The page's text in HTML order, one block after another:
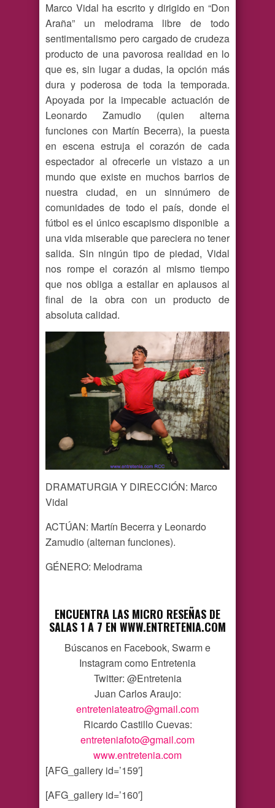
Marco Vidal ha escrito y dirigido en “Don
Araña” un melodrama libre de todo
sentimentalismo pero cargado de crudeza
producto de una pavorosa realidad en lo
que es, sin lugar a dudas, la opción más
dura y poderosa de toda la temporada.
Apoyada por la impecable actuación de
Leonardo Zamudio (quien alterna
funciones con Martín Becerra), la puesta
en escena estruja el corazón de cada
espectador al ofrecerle un vistazo a un
mundo que existe en muchos barrios de
nuestra ciudad, en un sinnúmero de
comunidades de todo el país, donde el
fútbol es el único escapismo disponible a
una vida miserable que pareciera no tener
salida. Sin ningún tipo de piedad, Vidal
nos rompe el corazón al mismo tiempo
que nos obliga a estallar en aplausos al
final de la obra con un producto de
absoluta calidad.
DRAMATURGIA Y DIRECCIÓN: Marco
Vidal
ACTÚAN: Martín Becerra y Leonardo
Zamudio (alternan funciones).
GÉNERO: Melodrama
ENCUENTRA LAS MICRO RESEÑAS DE
SALAS 1 A 7 EN WWW.ENTRETENIA.COM
Búscanos en Facebook, Swarm e
Instagram como Entretenia
Twitter: @Entretenia
Juan Carlos Araujo:
entreteniateatro@gmail.com
Ricardo Castillo Cuevas:
entreteniafoto@gmail.com
www.entretenia.com
[AFG_gallery id=’159′]
[AFG_gallery id=’160′]